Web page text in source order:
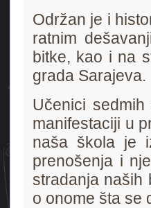
Održan je i
ratnim
bitke, kao i na
grada Sarajeva.
Učenici
manifestaciji u
naša škola je
prenošenja i
stradanja naših
o onome šta se